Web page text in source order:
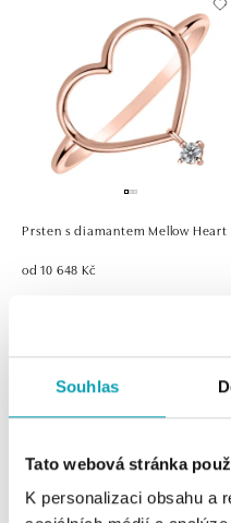
Souhlas
Tato webová stránka
K personalizaci obsahu a
Prsten s diamantem Mellow Heart
od 10 648 Kč